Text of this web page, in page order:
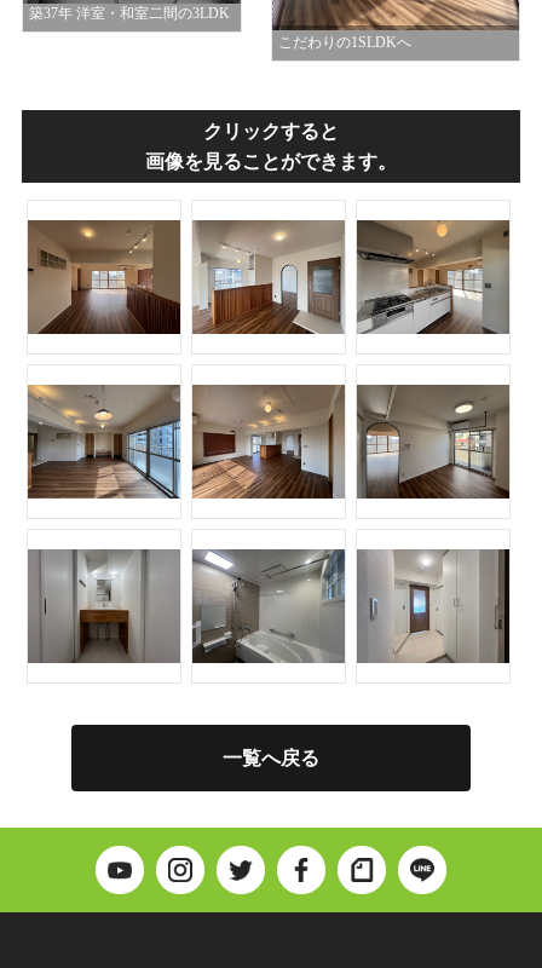
築37年 洋室・和室二間の3LDK
こだわりの1SLDKへ
クリックすると
画像を見ることができます。
一覧へ戻る